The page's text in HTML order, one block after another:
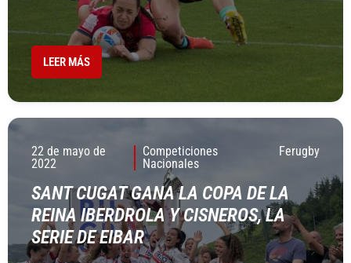
LEER MÁS
22 de mayo de
2022
Competiciones
Nacionales
Ferugby
SANT CUGAT GANA LA COPA DE LA
REINA IBERDROLA Y CISNEROS, LA
SERIE DE EIBAR